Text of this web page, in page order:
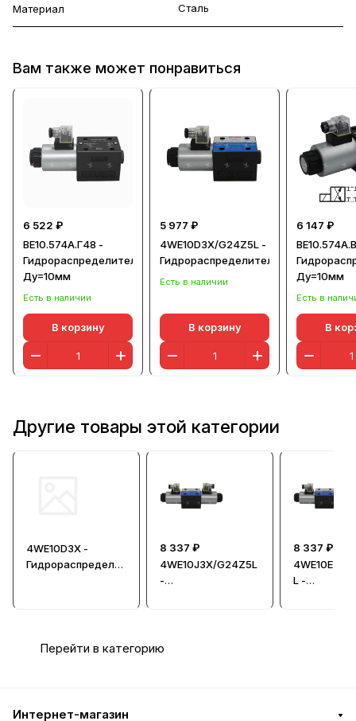
Материал Сталь
Вам также может понравиться
6 522 ₽
ВЕ10.574А.Г48 -
Гидрораспределитель,
Ду=10мм
Есть в наличии
В корзину
5 977 ₽
4WE10D3X/G24Z5L -
Гидрораспределитель
Есть в наличии
В корзину
6 147 ₽
Ду=10мм
Есть в
В
Другие товары этой категории
4WE10D3X -
Гидрораспредели
8 337 ₽
4WE10J3X/G24Z5L
-
8 337 ₽
4WE10E3X/
L -
Перейти в категорию
Интернет-магазин